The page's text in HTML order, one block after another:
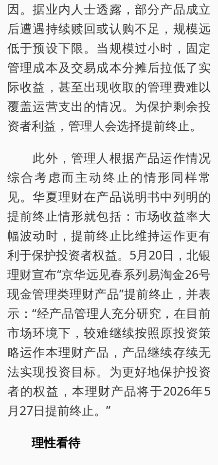
因。据业内人士透露，部分产品成立
后遭遇持续赎回或认购不足，规模远
低于预设下限。当规模过小时，固定
管理成本及交易成本分摊后拉低了实
际收益，甚至出现收取的管理费难以
覆盖运营支出的情况。为保护剩余投
资者利益，管理人会选择提前终止。
此外，管理人根据产品运作情况
综合考虑而主动终止的情形同样常
见。华夏理财在产品说明书中列明的
提前终止情形就包括：市场收益率大
幅波动时，提前终止比维持运作更有
利于保护投资者权益。5月20日，北银
理财宣布“京华远见春系列易淘金26号
现金管理类理财产品”提前终止，并表
示：“经产品管理人充分研究，在目前
市场环境下，较难继续按照原投资策
略运作本理财产品，产品继续存续无
法实现投资目标。为更好地保护投资
者的权益，本理财产品将于2026年5
月27日提前终止。”
理性看待